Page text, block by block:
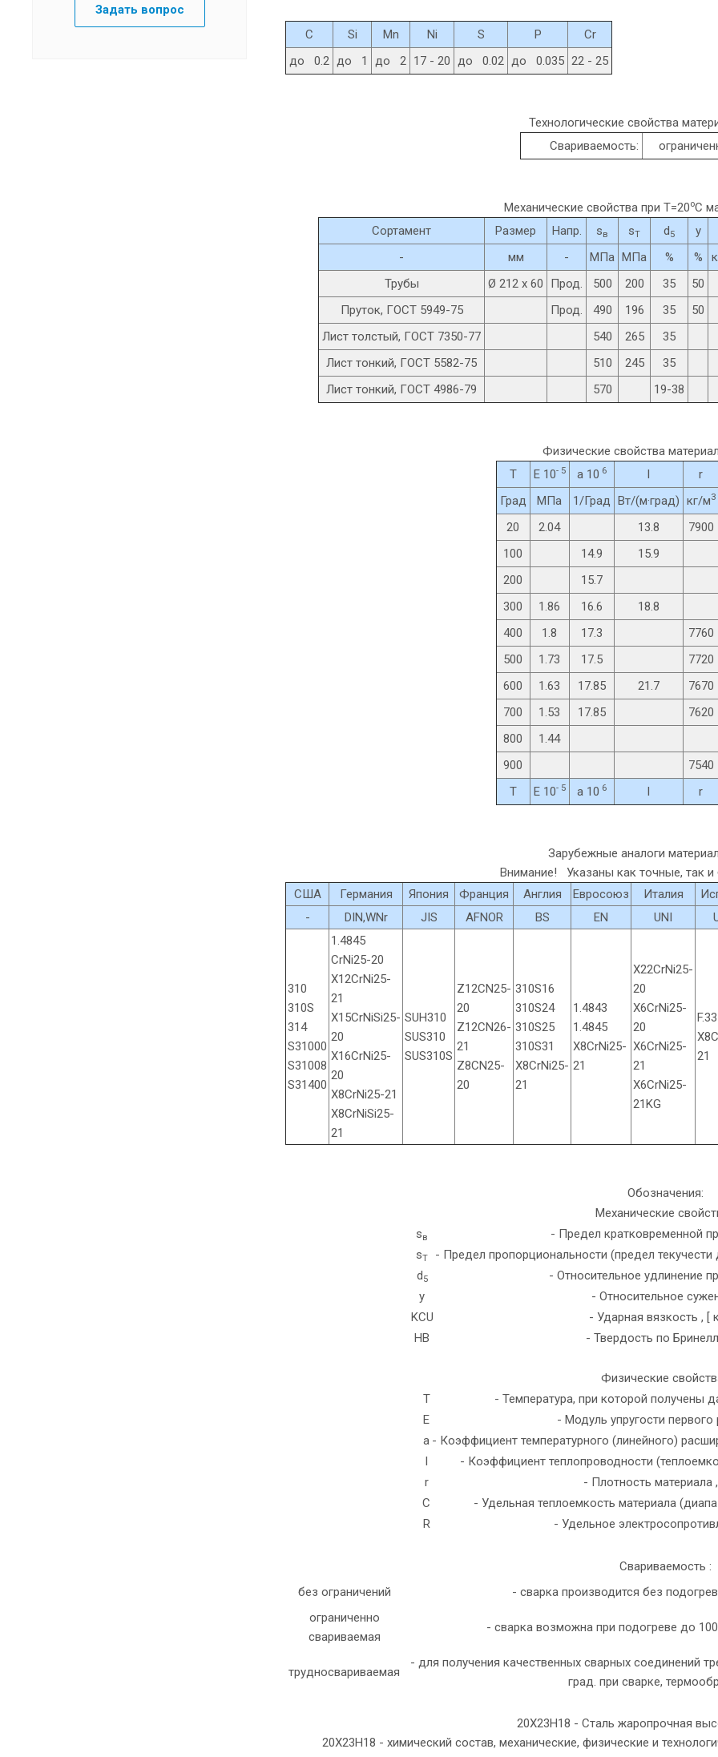
C Si Mn Ni S P
Cr
до 0.2 до 1 до 2 17 - 20 до 0.02 до 0.035 22 - 25
Технологические свойства
Свариваемость:
Механические свойства при Т=20oС
Сортамент
Размер Напр. sв sT d5 y
-
мм - МПа МПа % %
Трубы
Ø 212 x 60 Прод. 500 200 35 50
Пруток, ГОСТ 5949-75
Прод. 490 196 35 50
Лист толстый, ГОСТ 7350-77
540 265 35
Лист тонкий, ГОСТ 5582-75
510 245 35
Лист тонкий, ГОСТ 4986-79
570 19-38
Физические свойства
T
E 10- 5 a 10 6 l r
Град МПа 1/Град Вт/(м·град) кг/м3
20
2.04 13.8 7900
100
14.9 15.9
200
15.7
300
1.86 16.6
18.8
400
1.8 17.3
7760
500
1.73 17.5
7720
600
1.63 17.85 21.7
7670
700
1.53 17.85
7620
800
1.44
900
7540
T
E 10- 5 a 10 6 l r
Зарубежные аналоги
Внимание! Указаны как точные, так и
США
Германия Япония Франция Англия Евросоюз Италия
-
DIN,WNr JIS AFNOR BS EN UNI
310
310S
314
S31000
S31008
S31400
1.4845
CrNi25-20
X12CrNi25-
21
X15CrNiSi25-
20
X16CrNi25-
20
X8CrNi25-21
X8CrNiSi25-
21
SUH310
SUS310
SUS310S
Z12CN25-
20
Z12CN26-
21
Z8CN25-
20
310S16
310S24
310S25
310S31
X8CrNi25-
21
1.4843
1.4845
X8CrNi25-
21
X22CrNi25-
20
X6CrNi25-
20
X6CrNi25-
21
X6CrNi25-
21KG
21
Обозначения:
Механические
sв
- Предел кратковременной
sT
- Предел пропорциональности (предел
d5
- Относительное удлинение
y
- Относительное
KCU
- Ударная вязкость ,
HB
- Твердость по
Физические
T
- Температура, при которой получены
E
- Модуль упругости
a - Коэффициент температурного (линейного)
l
- Коэффициент теплопроводности
r
- Плотность материала
C
- Удельная теплоемкость материала
R
- Удельное
Свариваемость :
без ограничений
- сварка производится без
ограниченно
свариваемая
- сварка возможна при подогреве до
трудносвариваемая
- для получения качественных сварных соединений
град. при сварке,
20Х23Н18 - Сталь жаропрочная
20Х23Н18 - химический состав, механические, физические и
Задать вопрос